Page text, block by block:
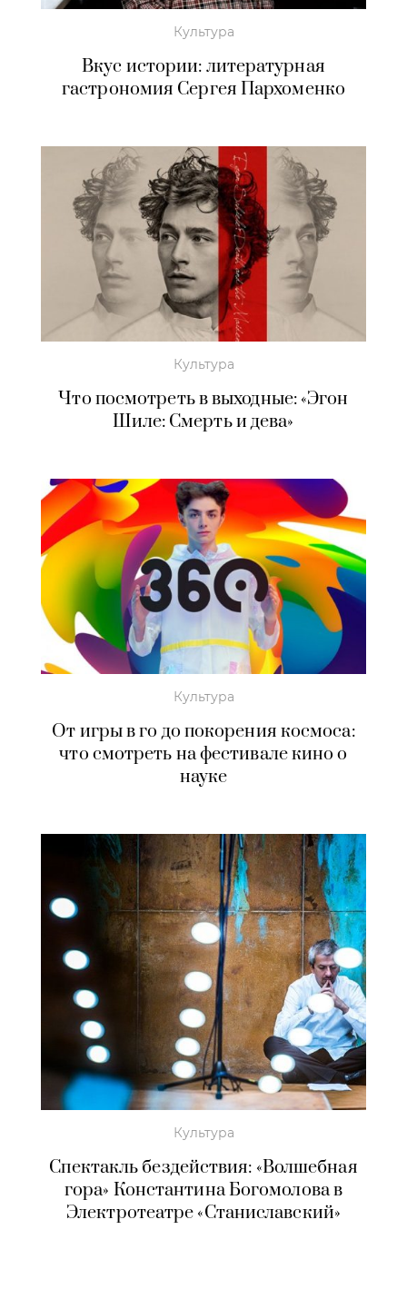
Культура
Вкус истории: литературная
гастрономия Сергея Пархоменко
Культура
Что посмотреть в выходные: «Эгон
Шиле: Смерть и дева»
Культура
От игры в го до покорения космоса:
что смотреть на фестивале кино о
науке
Культура
Спектакль бездействия: «Волшебная
гора» Константина Богомолова в
Электротеатре «Станиславский»